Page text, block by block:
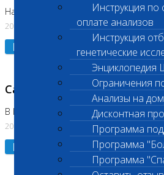
Инструкция по
оплате анализов
Инструкция
генетические
Энциклопедия
Ограничения
Анализы на
Дисконтная
Программа
Программа
Программа
На Нагорной
20.07.2026
Подробнее
Санитарный день
В Коломне 20.07.2026
20.07.2026
Подробнее